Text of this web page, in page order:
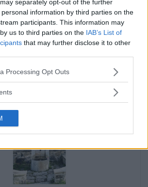
separately opt-out of the further
information by third parties on the
participants. This information may
us to third parties on the IAB’s List of
that may further disclose it to other
website/app uses one or more Google
visit or usage behaviour. You may click to
specified purposes in below Google
Processing Opt Outs